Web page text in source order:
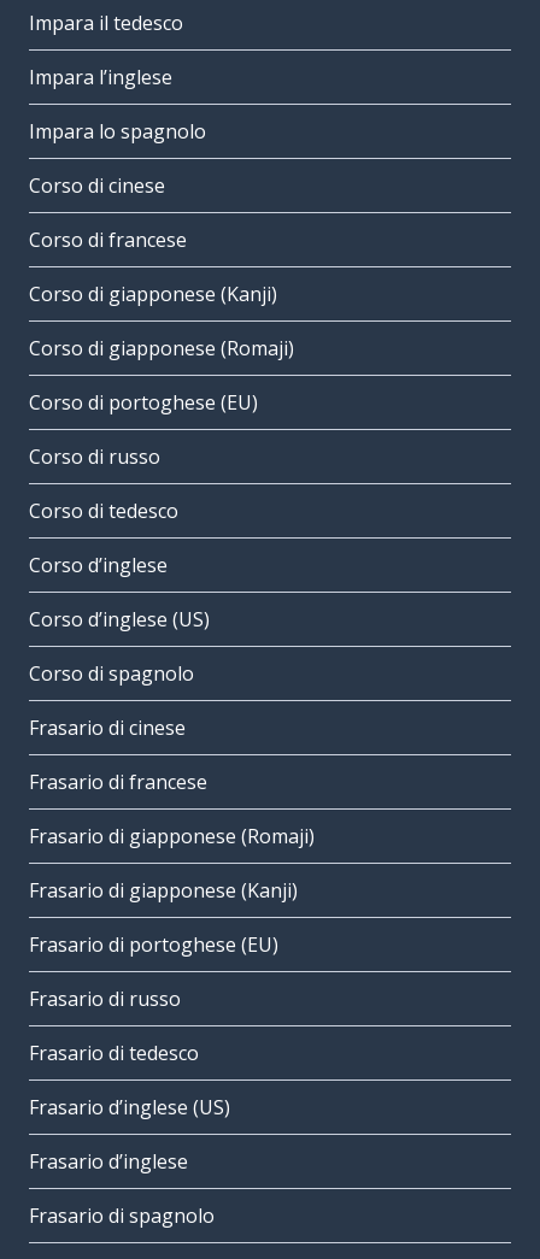
Impara il tedesco
Impara l’inglese
Impara lo spagnolo
Corso di cinese
Corso di francese
Corso di giapponese (Kanji)
Corso di giapponese (Romaji)
Corso di portoghese (EU)
Corso di russo
Corso di tedesco
Corso d’inglese
Corso d’inglese (US)
Corso di spagnolo
Frasario di cinese
Frasario di francese
Frasario di giapponese (Romaji)
Frasario di giapponese (Kanji)
Frasario di portoghese (EU)
Frasario di russo
Frasario di tedesco
Frasario d’inglese (US)
Frasario d’inglese
Frasario di spagnolo